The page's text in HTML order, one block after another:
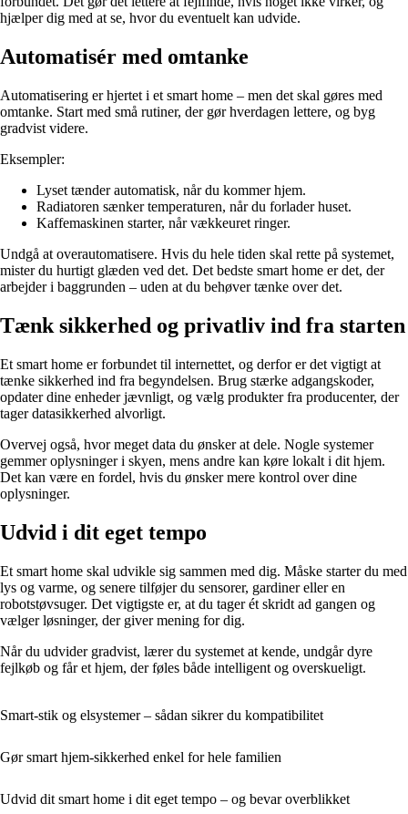
hjælper dig med at se, hvor du eventuelt kan udvide.
Automatisér med omtanke
Automatisering er hjertet i et smart home – men det skal gøres med
omtanke. Start med små rutiner, der gør hverdagen lettere, og byg
gradvist videre.
Eksempler:
Lyset tænder automatisk, når du kommer hjem.
Radiatoren sænker temperaturen, når du forlader huset.
Kaffemaskinen starter, når vækkeuret ringer.
Undgå at overautomatisere. Hvis du hele tiden skal rette på systemet,
mister du hurtigt glæden ved det. Det bedste smart home er det, der
arbejder i baggrunden – uden at du behøver tænke over det.
Tænk sikkerhed og privatliv ind fra starten
Et smart home er forbundet til internettet, og derfor er det vigtigt at
tænke sikkerhed ind fra begyndelsen. Brug stærke adgangskoder,
opdater dine enheder jævnligt, og vælg produkter fra producenter, der
tager datasikkerhed alvorligt.
Overvej også, hvor meget data du ønsker at dele. Nogle systemer
gemmer oplysninger i skyen, mens andre kan køre lokalt i dit hjem.
Det kan være en fordel, hvis du ønsker mere kontrol over dine
oplysninger.
Udvid i dit eget tempo
Et smart home skal udvikle sig sammen med dig. Måske starter du med
lys og varme, og senere tilføjer du sensorer, gardiner eller en
robotstøvsuger. Det vigtigste er, at du tager ét skridt ad gangen og
vælger løsninger, der giver mening for dig.
Når du udvider gradvist, lærer du systemet at kende, undgår dyre
fejlkøb og får et hjem, der føles både intelligent og overskueligt.
Smart-stik og elsystemer – sådan sikrer du kompatibilitet
Gør smart hjem-sikkerhed enkel for hele familien
Udvid dit smart home i dit eget tempo – og bevar overblikket